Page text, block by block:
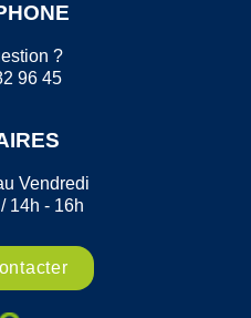
?
96 45
Vendredi
14h - 16h